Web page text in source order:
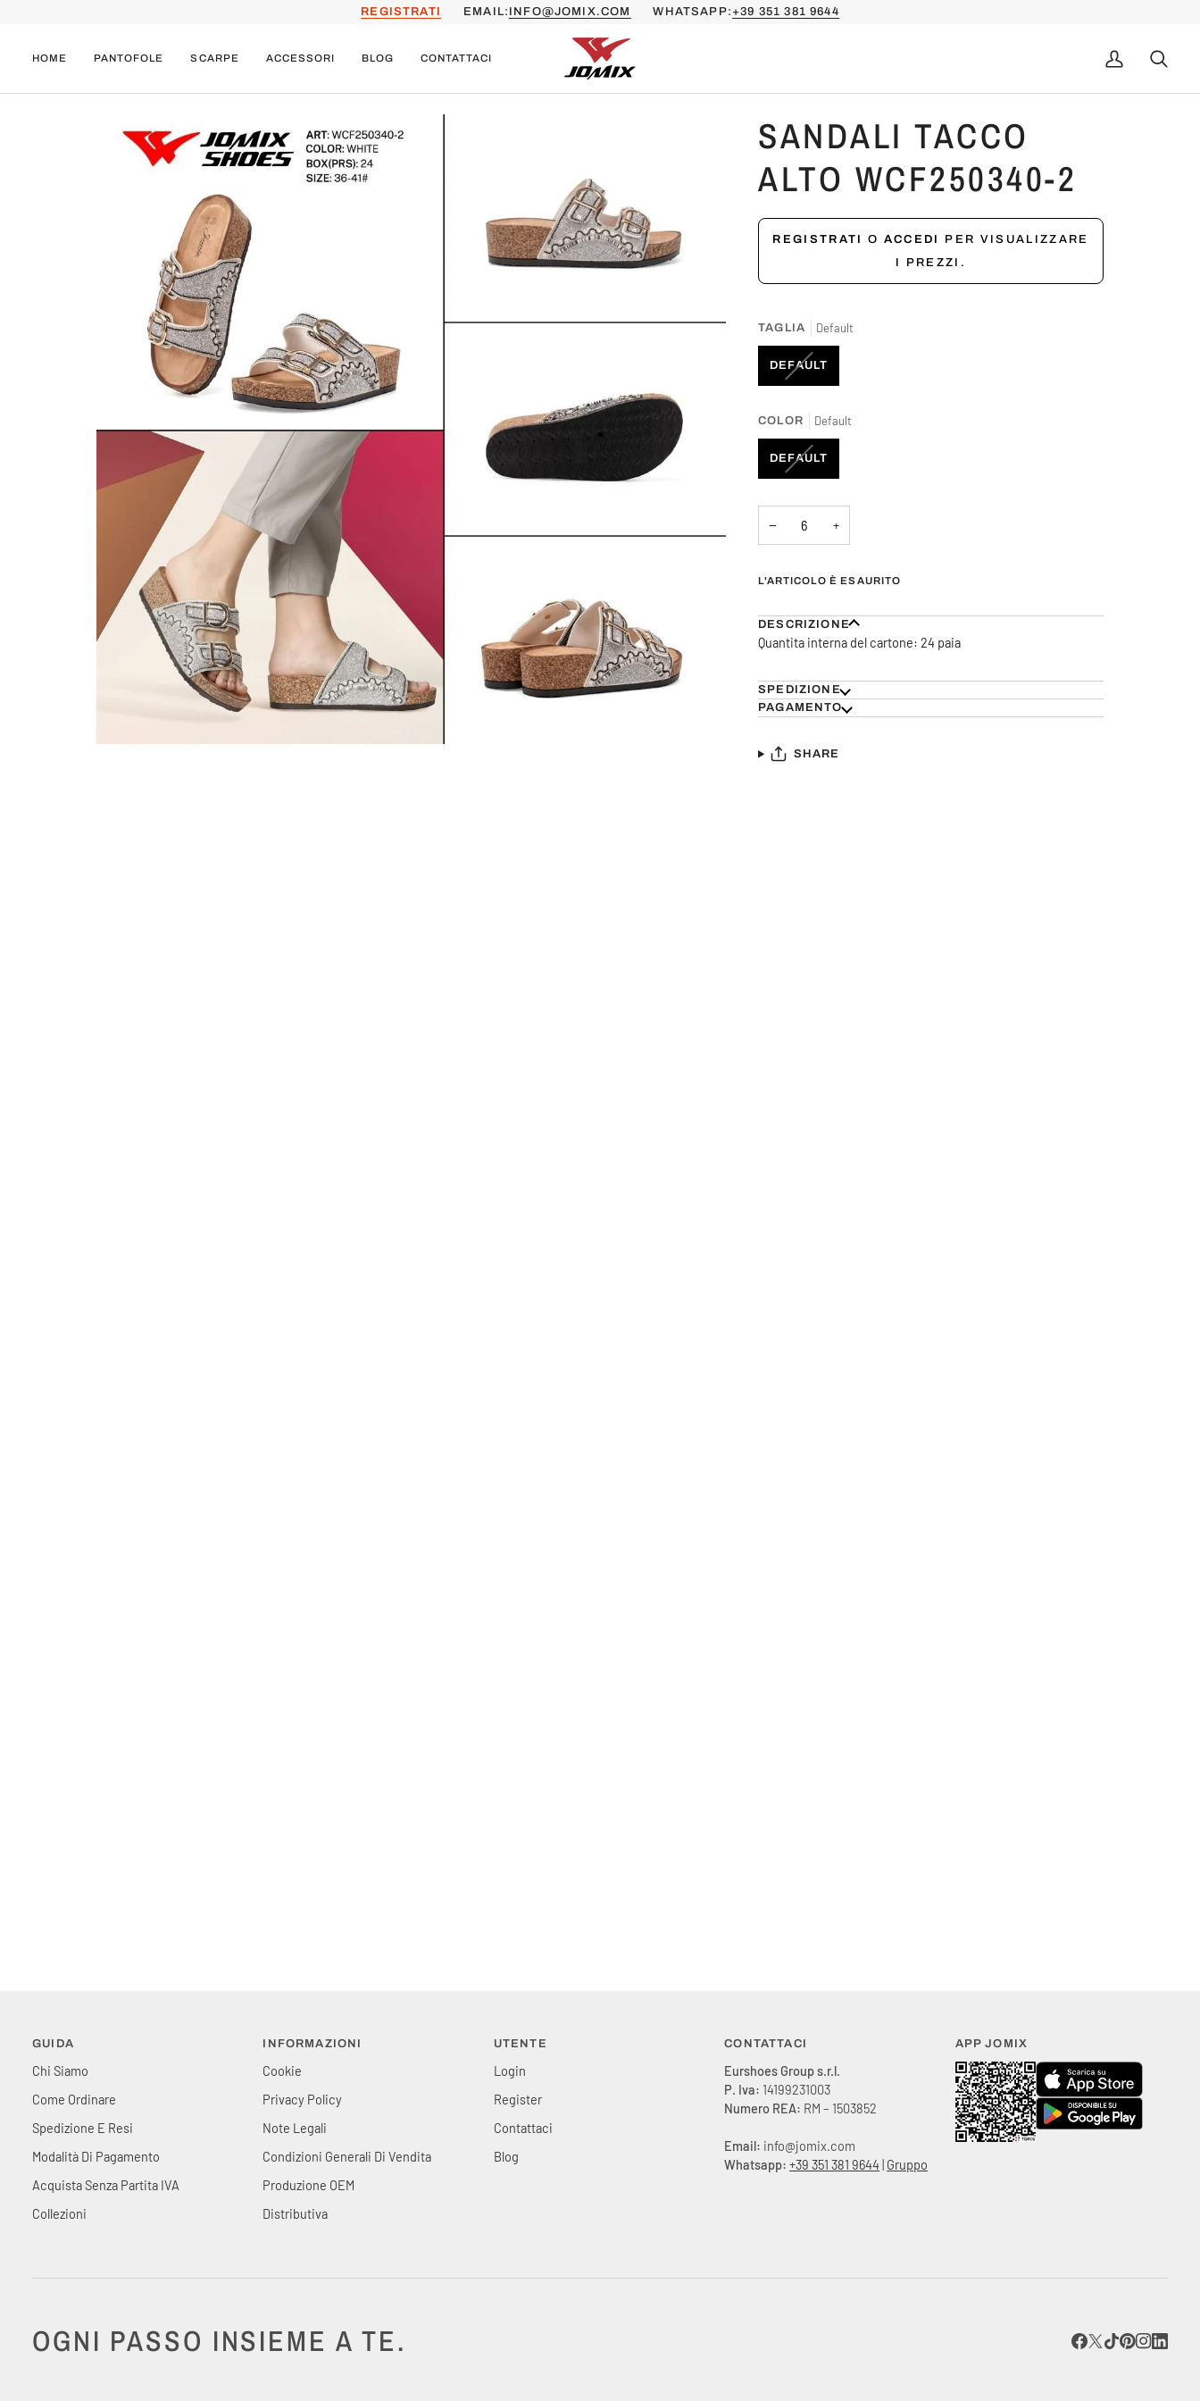
REGISTRATI EMAIL: INFO@JOMIX.COM WHATSAPP: +39 351 381 9644
HOME PANTOFOLE SCARPE ACCESSORI BLOG CONTATTACI
Il
Cerca
SANDALI TACCO
ALTO WCF250340-2
REGISTRATI O ACCEDI
PER VISUALIZZARE
I PREZZI.
TAGLIA Default
DEFAULTVARIANTE
NON
DISPONIBILE
COLOR Default
DEFAULTVARIANTE
NON
DISPONIBILE
− +
L'ARTICOLO È ESAURITO
DESCRIZIONE
Quantita interna del cartone: 24 paia
SPEDIZIONE
PAGAMENTO
SHARE
GUIDA
Chi Siamo
Come Ordinare
Spedizione E Resi
Modalità Di Pagamento
Acquista Senza Partita IVA
Collezioni
INFORMAZIONI
Cookie
Privacy Policy
Note Legali
Condizioni Generali Di Vendita
Produzione OEM
Distributiva
UTENTE
Login
Register
Contattaci
Blog
CONTATTACI
Eurshoes Group s.r.l.
P. Iva: 14199231003
Numero REA: RM – 1503852
Email: info@jomix.com
Whatsapp: +39 351 381 9644 | Gruppo
APP JOMIX
OGNI PASSO INSIEME A TE.